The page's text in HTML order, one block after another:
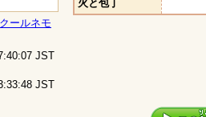
ールネモ
JST
JST
火と包丁